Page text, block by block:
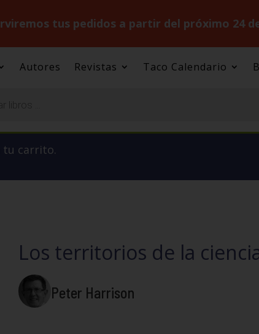
tus pedidos a partir del próximo 24
Autores Revistas Taco Calendario
tu carrito.
Los territorios de la
Peter Harrison